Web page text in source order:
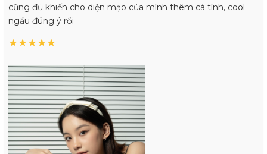
cũng đủ khiến cho diện mạo của mình thêm cá tính, cool
ngầu đúng ý rồi
★★★★★